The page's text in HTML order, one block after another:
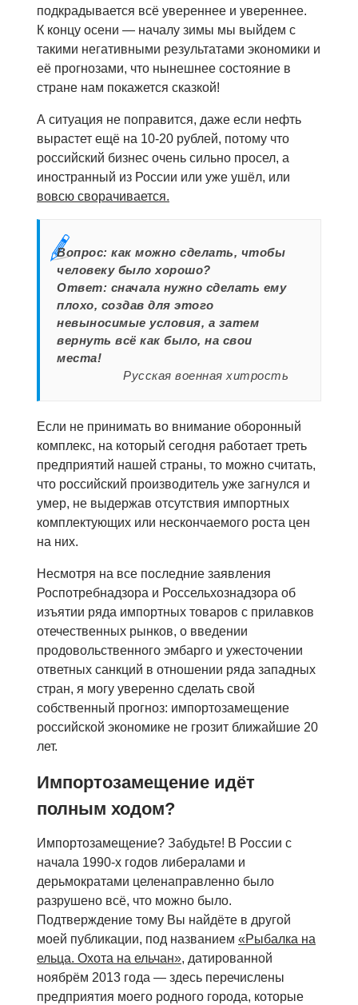
подкрадывается всё увереннее и увереннее.
К концу осени — началу зимы мы выйдем с
такими негативными результатами экономики и
её прогнозами, что нынешнее состояние в
стране нам покажется сказкой!
А ситуация не поправится, даже если нефть
вырастет ещё на 10-20 рублей, потому что
российский бизнес очень сильно просел, а
иностранный из России или уже ушёл, или
вовсю сворачивается.
Вопрос: как можно сделать, чтобы
человеку было хорошо?
Ответ: сначала нужно сделать ему
плохо, создав для этого
невыносимые условия, а затем
вернуть всё как было, на свои
места!
Русская военная хитрость
Если не принимать во внимание оборонный
комплекс, на который сегодня работает треть
предприятий нашей страны, то можно считать,
что российский производитель уже загнулся и
умер, не выдержав отсутствия импортных
комплектующих или нескончаемого роста цен
на них.
Несмотря на все последние заявления
Роспотребнадзора и Россельхознадзора об
изъятии ряда импортных товаров с прилавков
отечественных рынков, о введении
продовольственного эмбарго и ужесточении
ответных санкций в отношении ряда западных
стран, я могу уверенно сделать свой
собственный прогноз: импортозамещение
российской экономике не грозит ближайшие 20
лет.
Импортозамещение идёт
полным ходом?
Импортозамещение? Забудьте! В России с
начала 1990-х годов либералами и
дерьмократами целенаправленно было
разрушено всё, что можно было.
Подтверждение тому Вы найдёте в другой
моей публикации, под названием «Рыбалка на
ельца. Охота на ельчан», датированной
ноябрём 2013 года — здесь перечислены
предприятия моего родного города, которые